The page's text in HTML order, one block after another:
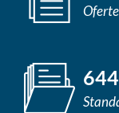
Oferte